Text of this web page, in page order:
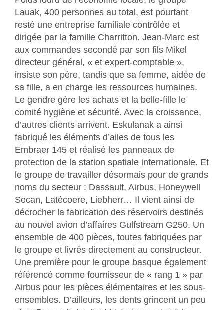
Lauak, 400 personnes au total, est pourtant
resté une entreprise familiale contrôlée et
dirigée par la famille Charritton. Jean-Marc est
aux commandes secondé par son fils Mikel
directeur général, « et expert-comptable »,
insiste son père, tandis que sa femme, aidée de
sa fille, a en charge les ressources humaines.
Le gendre gère les achats et la belle-fille le
comité hygiène et sécurité. Avec la croissance,
d’autres clients arrivent. Eskulanak a ainsi
fabriqué les éléments d’ailes de tous les
Embraer 145 et réalisé les panneaux de
protection de la station spatiale internationale. Et
le groupe de travailler désormais pour de grands
noms du secteur : Dassault, Airbus, Honeywell
Secan, Latécoere, Liebherr… Il vient ainsi de
décrocher la fabrication des réservoirs destinés
au nouvel avion d’affaires Gulfstream G250. Un
ensemble de 400 pièces, toutes fabriquées par
le groupe et livrés directement au constructeur.
Une première pour le groupe basque également
référencé comme fournisseur de « rang 1 » par
Airbus pour les pièces élémentaires et les sous-
ensembles. D’ailleurs, les dents grincent un peu